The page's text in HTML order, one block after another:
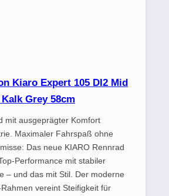
Kiaro Expert 105 DI2 Mid
Grey 58cm
mit ausgeprägter Komfort
Maximaler Fahrspaß ohne
Das neue KIARO Rennrad
Performance mit stabiler
– und das mit Stil. Der moderne
vereint Steifigkeit für